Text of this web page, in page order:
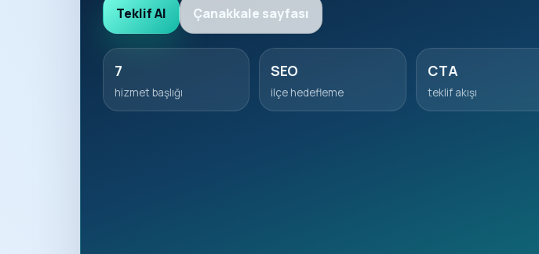
Teklif Al Çanakkale sayfası
7
hizmet başlığı
SEO
ilçe hedefleme
CTA
teklif akışı